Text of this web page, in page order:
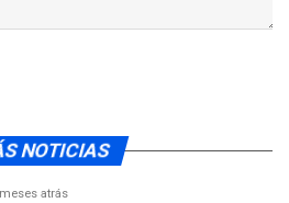
NOTICIAS
atrás